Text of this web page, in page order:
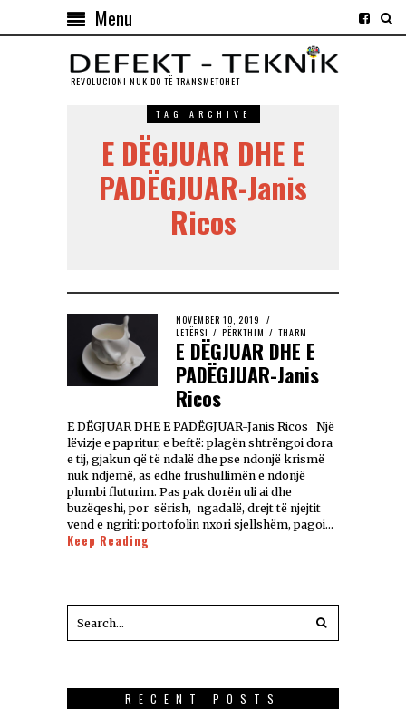
Menu
REVOLUCIONI NUK DO TЁ TRANSMETOHET
TAG ARCHIVE
E DËGJUAR DHE E
PADËGJUAR-Janis
Ricos
NOVEMBER 10, 2019
LETËRSI / PËRKTHIM / THARM
E DËGJUAR DHE E
PADËGJUAR-Janis
Ricos
E DËGJUAR DHE E PADËGJUAR-Janis Ricos Një
lëvizje e papritur, e beftë: plagën shtrëngoi dora
e tij, gjakun që të ndalë dhe pse ndonjë krismë
nuk ndjemë, as edhe frushullimën e ndonjë
plumbi fluturim. Pas pak dorën uli ai dhe
buzëqeshi, por sërish, ngadalë, drejt të njejtit
vend e ngriti: portofolin nxori sjellshëm, pagoi…
Keep Reading
RECENT POSTS